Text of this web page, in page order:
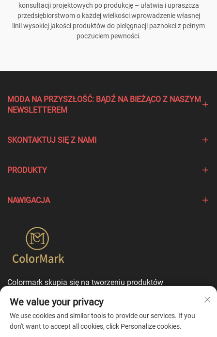
konsultacji projektowych po produkcję – ułatwia i upraszcza
przedsiębiorstwom o każdej wielkości wprowadzenie własnej
linii wysokiej jakości produktów do pielęgnacji paznokci z pełnym
poczuciem pewności.
MODA NA PRZYSZŁOŚĆ: BĄDŹ NA BIEŻĄCO Z NASZYM
NEWSLETTEREM
SKONTAKTUJ SIĘ Z NAMI
PRODUKTY
NAWIGACJA
Colormark skupia się na tworzeniu produktów
usługi dostosowania w trybie jednego punktu
kontaktowego.
We value your privacy
We use cookies and similar tools to provide our services. If you
don't want to accept all cookies, click Personalize cookies.